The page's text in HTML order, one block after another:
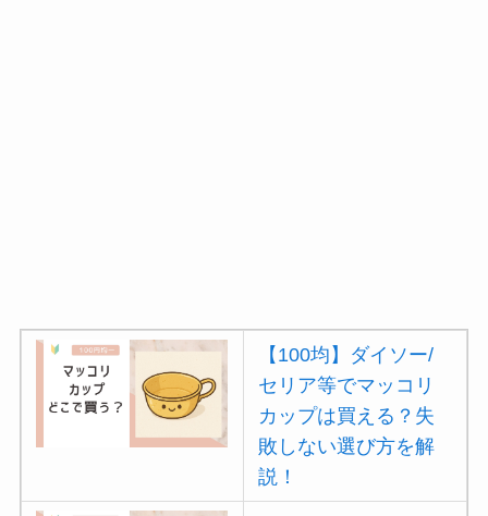
【100均】ダイソー/
セリア等でマッコリ
カップは買える？失
敗しない選び方を解
説！